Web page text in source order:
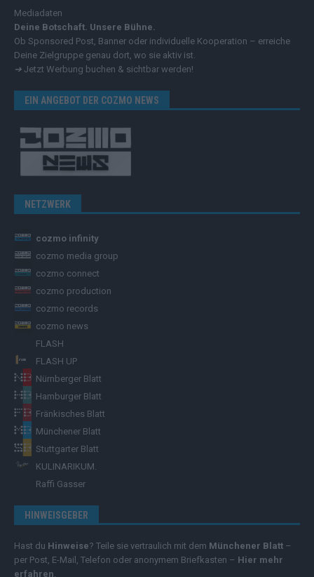
Mediadaten
Deine Botschaft. Unsere Bühne.
Ob Sponsored Post, Banner oder individuelle Kooperation – erreiche
Deine Zielgruppe genau dort, wo sie aktiv ist.
➔ Jetzt Werbung buchen & sichtbar werden!
EIN ANGEBOT DER COZMO NEWS
NETZWERK
cozmo infinity
cozmo media group
cozmo connect
cozmo production
cozmo records
cozmo news
FLASH
FLASH UP
Nürnberger Blatt
Hamburger Blatt
Fränkisches Blatt
Münchener Blatt
Stuttgarter Blatt
KULINARIKUM.
Raffi Gasser
HINWEISGEBER
Hast du Hinweise? Teile sie vertraulich mit dem Münchener Blatt –
per Post, E-Mail, Telefon oder anonymem Briefkasten – Hier mehr
erfahren.